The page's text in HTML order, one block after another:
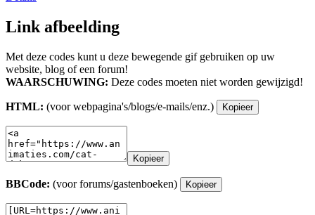
Link afbeelding
Met deze codes kunt u deze bewegende gif gebruiken op uw
website, blog of een forum!
WAARSCHUWING: Deze codes moeten niet worden gewijzigd!
HTML: (voor webpagina's/blogs/e-mails/enz.) Kopieer
Kopieer
BBCode: (voor forums/gastenboeken) Kopieer